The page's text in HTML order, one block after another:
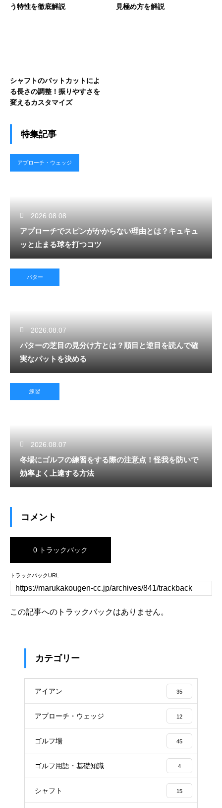
う特性を徹底解説
見極め方を解説
シャフトのバットカットによ
る長さの調整！振りやすさを
変えるカスタマイズ
特集記事
アプローチ・ウェッジ
2026.08.08
アプローチでスピンがかからない理由とは？キュキュ
ッと止まる球を打つコツ
パター
2026.08.07
パターの芝目の見分け方とは？順目と逆目を読んで確
実なパットを決める
練習
2026.08.07
冬場にゴルフの練習をする際の注意点！怪我を防いで
効率よく上達する方法
コメント
0 トラックバック
トラックバックURL
この記事へのトラックバックはありません。
カテゴリー
アイアン 35
アプローチ・ウェッジ 12
ゴルフ場 45
ゴルフ用語・基礎知識 4
シャフト 15